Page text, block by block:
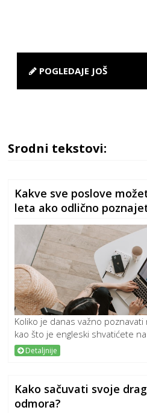
POGLEDAJE JOŠ
Srodni tekstovi:
Kakve sve poslove
leta ako odlično
Koliko je danas važno
kao što je engleski shvatićete
Detaljnije
Kako sačuvati svoje
odmora?